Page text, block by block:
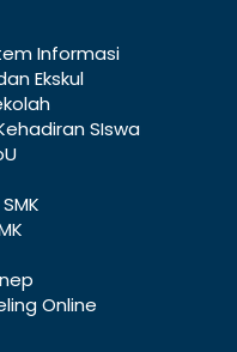
Informasi
Ekskul
SIswa
Online